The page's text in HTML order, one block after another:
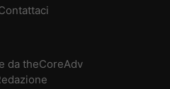
da theCoreAdv